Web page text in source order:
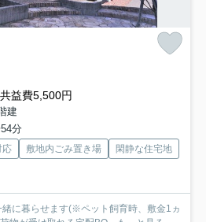
益費5,500円
建
分
応 敷地内ごみ置き場
閑静な住宅地
に暮らせます(※ペット飼育時、敷金1ヵ